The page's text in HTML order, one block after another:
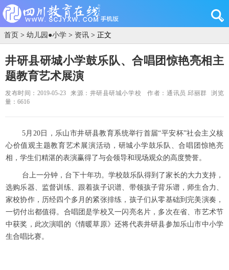
首页 > 幼儿园●小学 > 资讯 > 正文
井研县研城小学鼓乐队、合唱团惊艳亮相主
题教育艺术展演
发布时间：2019-05-23 来源：井研县研城小学校 作者：通讯员 邱丽群
浏览
量：6616
5月20日，乐山市井研县教育系统举行首届“平安杯”社会主义核
心价值观主题教育艺术展演活动，研城小学鼓乐队、合唱团惊艳亮
相，学生们精湛的表演赢得了与会领导和现场观众的高度赞誉。
台上一分钟，台下十年功。学校鼓乐队得到了家长的大力支持，
选购乐器、监督训练、跟着孩子识谱、带领孩子背乐谱，师生合力、
家校协作，历经四个多月的紧张排练，孩子们从零基础到完美演奏，
一切付出都值得。合唱团是学校又一闪亮名片，多次在省、市艺术节
中获奖，此次演唱的《情暖草原》还将代表井研县参加乐山市中小学
生合唱比赛。